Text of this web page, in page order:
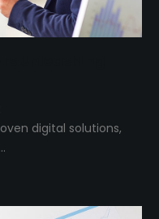
digital solutions,